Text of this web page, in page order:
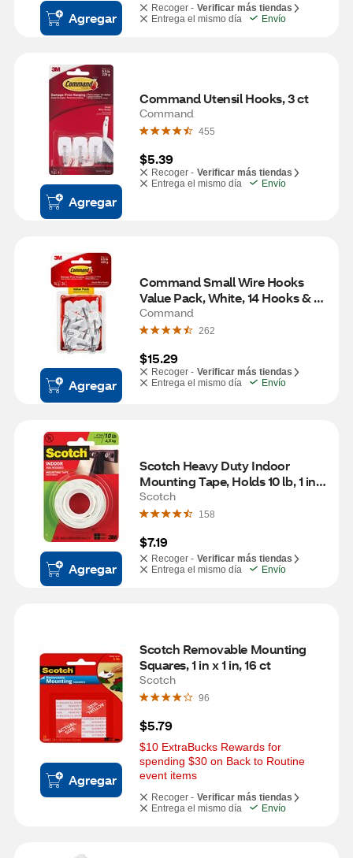
Agregar
Recoger - Verificar más tiendas
Entrega el mismo día
Envío
Agregar
Command Utensil Hooks, 3 ct
Command
455
$5.39
Recoger - Verificar más tiendas
Entrega el mismo día
Envío
Agregar
Command Small Wire Hooks
Value Pack, White, 14 Hooks &
24 Strips
Command
262
$15.29
Recoger - Verificar más tiendas
Entrega el mismo día
Envío
Agregar
Scotch Heavy Duty Indoor
Mounting Tape, Holds 10 lb, 1 in x
50 in Roll
Scotch
158
$7.19
Recoger - Verificar más tiendas
Entrega el mismo día
Envío
Agregar
Scotch Removable Mounting
Squares, 1 in x 1 in, 16 ct
Scotch
96
$5.79
$10 ExtraBucks Rewards for
spending $30 on Back to Routine
event items
Recoger - Verificar más tiendas
Entrega el mismo día
Envío